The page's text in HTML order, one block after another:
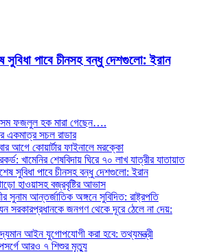
সুবিধা পাবে চীনসহ বন্ধু দেশগুলো: ইরান
ফজলুল হক মারা গেছেন….
একমাত্র সচল রাডার
আগে কোয়ার্টার ফাইনালে মরক্কো
খামেনির শেষবিদায় ঘিরে ৭০ লাখ যাত্রীর যাতায়াত
সুবিধা পাবে চীনসহ বন্ধু দেশগুলো: ইরান
হাওয়াসহ বজ্রবৃষ্টির আভাস
সুনাম আন্তর্জাতিক অঙ্গনে সুবিদিত: রাষ্ট্রপতি
সরকারপ্রধানকে জনগণ থেকে দূরে ঠেলে না দেয়:
আইন যুগোপযোগী করা হবে: তথ্যমন্ত্রী
আরও ৭ শিশুর মৃত্যু